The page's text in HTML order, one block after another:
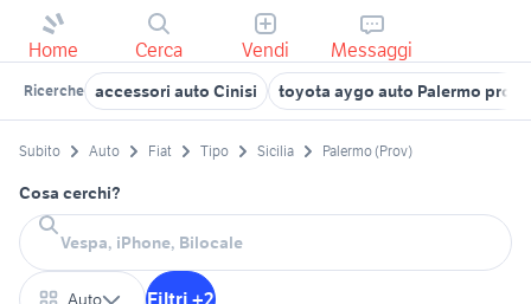
Home Cerca Vendi Messaggi
Ricerche accessori auto Cinisi toyota aygo auto Palermo
Subito Auto Fiat Tipo Sicilia Palermo (Prov)
Cosa cerchi?
Auto